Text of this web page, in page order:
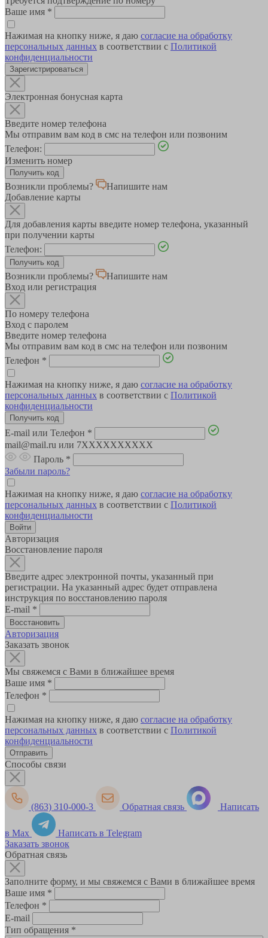
Ваше имя *
Нажимая на кнопку ниже, я даю согласие на обработку
персональных данных в соответствии с Политикой
конфиденциальности
Зарегистрироваться
Электронная бонусная карта
Введите номер телефона
Мы отправим вам код в смс на телефон или позвоним
Телефон:
Изменить номер
Возникли проблемы?
Напишите нам
Добавление карты
Для добавления карты введите номер телефона, указанный
при получении карты
Телефон:
Возникли проблемы?
Напишите нам
Вход или регистрация
По номеру телефона
Вход с паролем
Введите номер телефона
Мы отправим вам код в смс на телефон или позвоним
Телефон *
Нажимая на кнопку ниже, я даю согласие на обработку
персональных данных в соответствии с Политикой
конфиденциальности
E-mail или Телефон *
mail@mail.ru или 7XXXXXXXXXX
Пароль *
Забыли пароль?
Нажимая на кнопку ниже, я даю согласие на обработку
персональных данных в соответствии с Политикой
конфиденциальности
Авторизация
Восстановление пароля
Введите адрес электронной почты, указанный при
регистрации. На указанный адрес будет отправлена
инструкция по восстановлению пароля
E-mail *
Авторизация
Заказать звонок
Мы свяжемся с Вами в ближайшее время
Ваше имя *
Телефон *
Нажимая на кнопку ниже, я даю согласие на обработку
персональных данных в соответствии с Политикой
конфиденциальности
Способы связи
(863) 310-000-3 Обратная связь Написать
в Max
Написать в Telegram
Заказать звонок
Обратная связь
Заполните форму, и мы свяжемся с Вами в ближайшее время
Ваше имя *
Телефон *
E-mail
Тип обращения *